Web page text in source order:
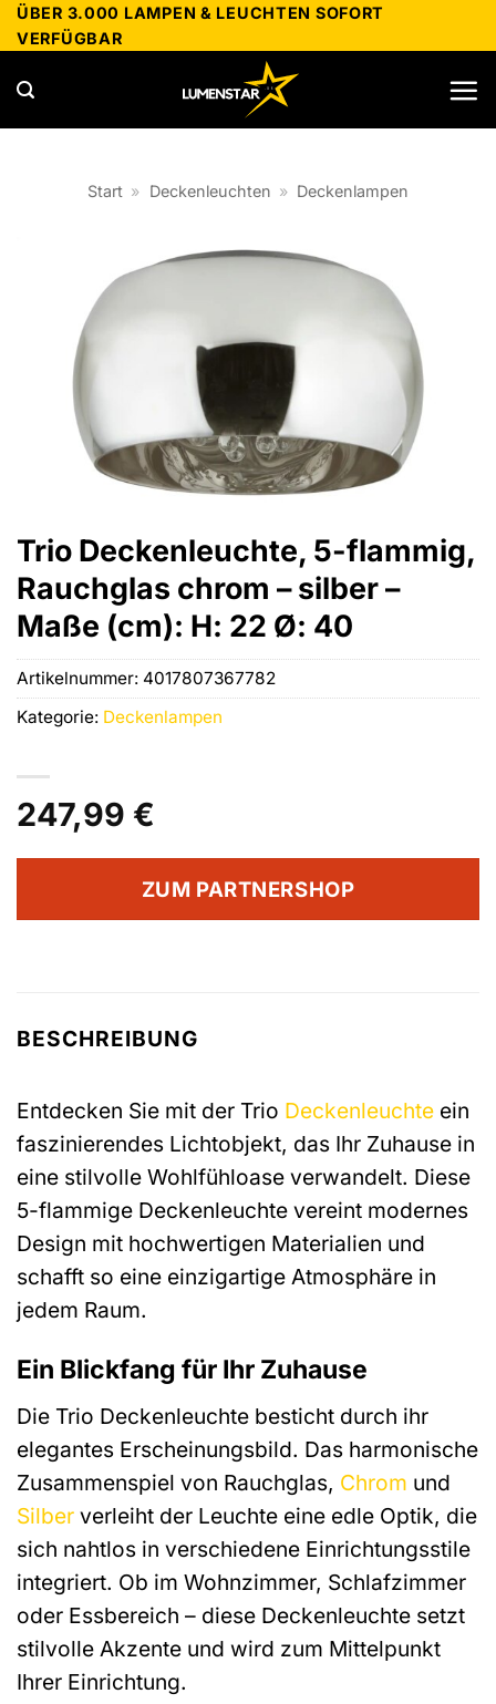
Zum
Inhalt
springen
ÜBER 3.000 LAMPEN & LEUCHTEN SOFORT
VERFÜGBAR
Start » Deckenleuchten » Deckenlampen
Trio Deckenleuchte, 5-flammig,
Rauchglas chrom – silber –
Maße (cm): H: 22 Ø: 40
247,99 €
ZUM PARTNERSHOP
Artikelnummer: 4017807367782
Kategorie: Deckenlampen
BESCHREIBUNG
Entdecken Sie mit der Trio Deckenleuchte ein
faszinierendes Lichtobjekt, das Ihr Zuhause in
eine stilvolle Wohlfühloase verwandelt. Diese
5-flammige Deckenleuchte vereint modernes
Design mit hochwertigen Materialien und
schafft so eine einzigartige Atmosphäre in
jedem Raum.
Ein Blickfang für Ihr Zuhause
Die Trio Deckenleuchte besticht durch ihr
elegantes Erscheinungsbild. Das harmonische
Zusammenspiel von Rauchglas, Chrom und
Silber verleiht der Leuchte eine edle Optik, die
sich nahtlos in verschiedene Einrichtungsstile
integriert. Ob im Wohnzimmer, Schlafzimmer
oder Essbereich – diese Deckenleuchte setzt
stilvolle Akzente und wird zum Mittelpunkt
Ihrer Einrichtung.